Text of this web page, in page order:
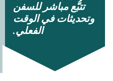
تتبُّع مباشر للسفن
وتحديثات في الوقت
الفعلي.